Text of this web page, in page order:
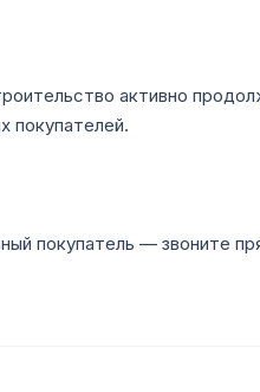
активно
покупателей.
покупатель — звоните